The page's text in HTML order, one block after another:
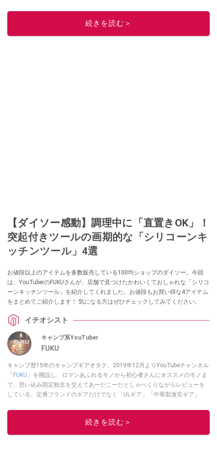
このイチオシストの他の記事を読む
続きを読む＞
【ダイソー感動】調理中に「直置きOK」！
突起付きツールの画期的な「シリコーンキ
ッチンツール」4選
お値段以上のアイテムを多数販売している100均ショップのダイソー。今回
は、YouTuberのFUKUさんが、店舗で見つけたかわいくておしゃれな「シリコ
ーンキッチンツール」を紹介してくれました。お値段もお買い得な4アイテム
をまとめてご紹介します！ 気になる方はぜひチェックしてみてください。
イチオシスト
キャンプ系YouTuber
FUKU
キャンプ歴15年のキャンプギアオタク。2019年12月よりYouTubeチャンネル
「 FUKU 」を開設し、ロマンあふれるモノから初心者さんにオススメのモノま
で、思い込み固定観念を交えてあーだこーだとしゃべくりながらレビューを
している。定番ブランドのギアだけでなく「ULギア」「中華製激安ギア」
このイチオシストの他の記事を読む
続きを読む＞